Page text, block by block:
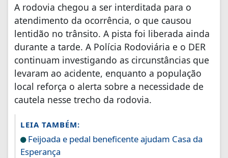
A rodovia chegou a ser interditada para o
atendimento da ocorrência, o que causou
lentidão no trânsito. A pista foi liberada ainda
durante a tarde. A Polícia Rodoviária e o DER
continuam investigando as circunstâncias que
levaram ao acidente, enquanto a população
local reforça o alerta sobre a necessidade de
cautela nesse trecho da rodovia.
LEIA TAMBÉM:
Feijoada e pedal beneficente ajudam Casa da
Esperança